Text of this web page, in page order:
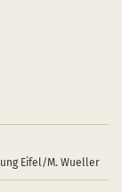
Eifel/M. Wueller